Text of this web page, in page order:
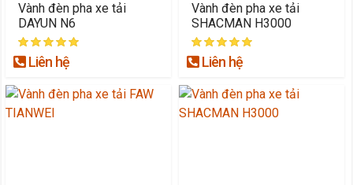
Vành đèn pha xe tải
DAYUN N6
Liên hệ
Vành đèn pha xe tải
SHACMAN H3000
Liên hệ